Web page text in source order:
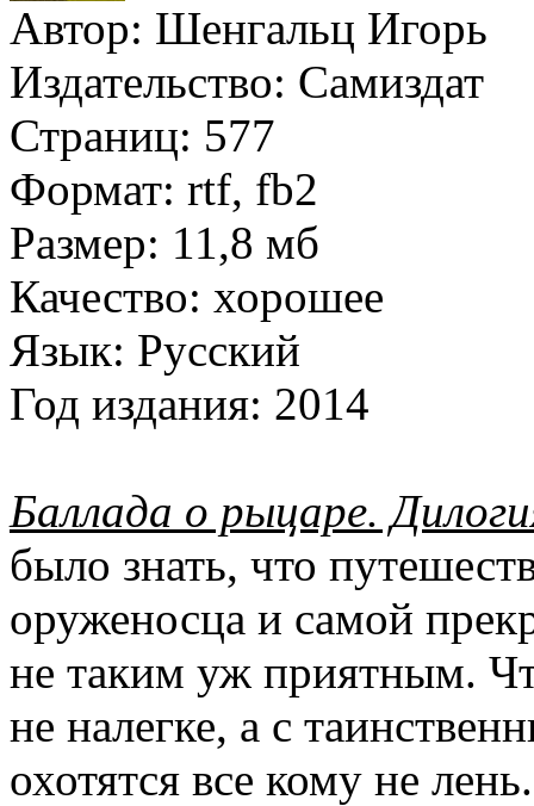
Автор: Шенгальц Игорь
Издательство: Самиздат
Страниц: 577
Формат: rtf, fb2
Размер: 11,8 мб
Качество: хорошее
Язык: Русский
Год издания: 2014
Баллада о рыцаре.
было знать, что
оруженосца и самой
не таким уж приятным.
не налегке, а с
охотятся все кому не лень.